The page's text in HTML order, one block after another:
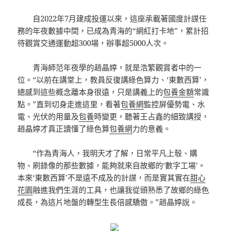
自2022年7月建成投運以來，這座承載著國度計謀任
務的年夜數據中間，已成為青海的“網紅打卡地”，累計招
待觀賞交通運動超300場，辦事超5000人次。
青海師范年夜學的趙晶婷，就是浩繁觀賞者中的一
位。“以前在講堂上，教員反復講綠色算力、‘東數西算’，
總感到這些概念離本身很遠，只是講義上的包養金額常識
點。”直到切身走進這里，看著包養網監控屏優勢電、水
電、光伏的用量及包養時變更，聽著王占鑫的細致講授，
趙晶婷才真正讀懂了綠色算包養網力的意義。
“作為青海人，我明天才了解，日常平凡上彀、購
物、刷錄像的那些數據，能夠就來自故鄉的‘數字工場’。
本來‘東數西算’不是遠不成及的計謀，而是實其實在甜心
花園融進我們生涯的工具，也讓我從頭熟悉了故鄉的綠色
成長，為這片地盤的轉型生長倍感驕傲。”趙晶婷說。